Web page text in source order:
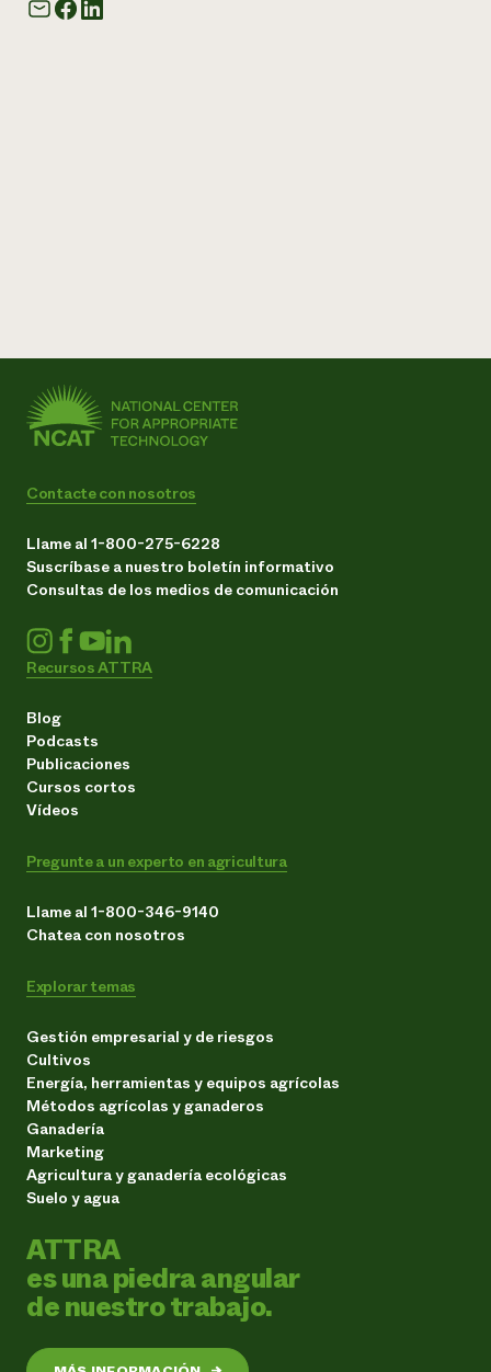
Contacte con nosotros
Llame al 1-800-275-6228
Suscríbase a nuestro boletín informativo
Consultas de los medios de comunicación
Recursos ATTRA
Blog
Podcasts
Publicaciones
Cursos cortos
Vídeos
Pregunte a un experto en agricultura
Llame al 1-800-346-9140
Chatea con nosotros
Explorar temas
Gestión empresarial y de riesgos
Cultivos
Energía, herramientas y equipos agrícolas
Métodos agrícolas y ganaderos
Ganadería
Marketing
Agricultura y ganadería ecológicas
Suelo y agua
ATTRA
es una piedra angular
de nuestro trabajo.